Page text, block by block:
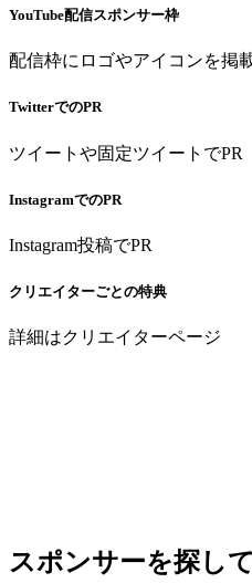
YouTube配信スポンサー枠
配信枠にロゴやアイコンを掲
TwitterでのPR
ツイートや固定ツイートでPR
InstagramでのPR
Instagram投稿でPR
クリエイターごとの特典
詳細はクリエイターページ
スポンサーを探し